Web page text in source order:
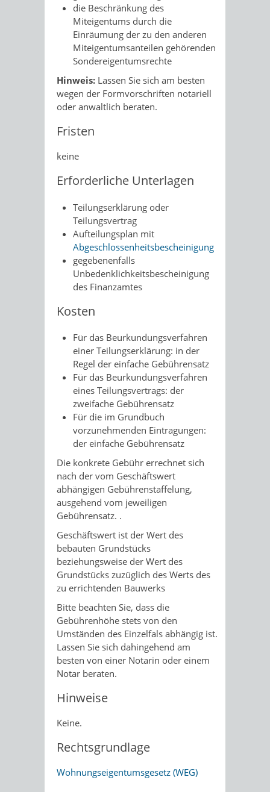
die Beschränkung des
Miteigentums durch die
Einräumung der zu den anderen
Miteigentumsanteilen gehörenden
Sondereigentumsrechte
Hinweis: Lassen Sie sich am besten
wegen der Formvorschriften notariell
oder anwaltlich beraten.
Fristen
keine
Erforderliche Unterlagen
Teilungserklärung oder
Teilungsvertrag
Aufteilungsplan mit
Abgeschlossenheitsbescheinigung
gegebenenfalls
Unbedenklichkeitsbescheinigung
des Finanzamtes
Kosten
Für das Beurkundungsverfahren
einer Teilungserklärung: in der
Regel der einfache Gebührensatz
Für das Beurkundungsverfahren
eines Teilungsvertrags: der
zweifache Gebührensatz
Für die im Grundbuch
vorzunehmenden Eintragungen:
der einfache Gebührensatz
Die konkrete Gebühr errechnet sich
nach der vom Geschäftswert
abhängigen Gebührenstaffelung,
ausgehend vom jeweiligen
Gebührensatz. .
Geschäftswert ist der Wert des
bebauten Grundstücks
beziehungsweise der Wert des
Grundstücks zuzüglich des Werts des
zu errichtenden Bauwerks
Bitte beachten Sie, dass die
Gebührenhöhe stets von den
Umständen des Einzelfals abhängig ist.
Lassen Sie sich dahingehend am
besten von einer Notarin oder einem
Notar beraten.
Hinweise
Keine.
Rechtsgrundlage
Wohnungseigentumsgesetz (WEG)